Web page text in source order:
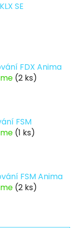
SE
FDX Anima
(2 ks)
FSM
(1 ks)
FSM Anima
(2 ks)